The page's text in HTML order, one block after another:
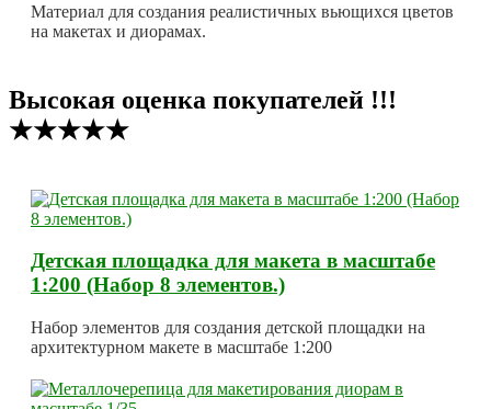
Материал для создания реалистичных вьющихся цветов
на макетах и диорамах.
Высокая оценка покупателей !!!
★★★★★
Детская площадка для макета в масштабе
1:200 (Набор 8 элементов.)
Набор элементов для создания детской площадки на
архитектурном макете в масштабе 1:200